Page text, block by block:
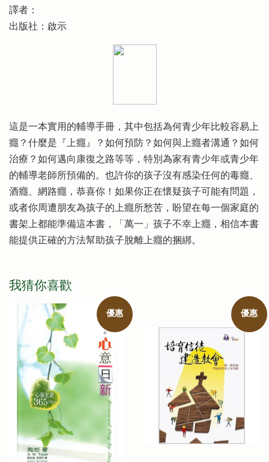
譯者：
出版社：啟示
這是一本實用的輔導手冊，其中包括為何青少年比較容易上
癮？什麼是『上癮』？如何預防？如何與上癮者溝通？如何
治療？如何邁向康復之路等等，特別為家有青少年或青少年
的輔導老師所預備的。也許你的孩子沒有感染任何的毒癮、
酒癮、網路癮，恭喜你！如果你正在懷疑孩子可能有問題，
或者你周遭朋友為孩子的上癮所愁苦，盼望在每一個家庭的
書架上都能準備這本書，「萬一」孩子不幸上癮，相信本書
能提供正確的方法幫助孩子脫離上癮的捆綁。
我猜你喜歡
優惠 優惠